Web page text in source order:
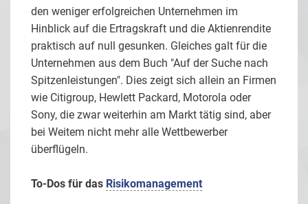
den weniger erfolgreichen Unternehmen im
Hinblick auf die Ertragskraft und die Aktienrendite
praktisch auf null gesunken. Gleiches galt für die
Unternehmen aus dem Buch "Auf der Suche nach
Spitzenleistungen". Dies zeigt sich allein an Firmen
wie Citigroup, Hewlett Packard, Motorola oder
Sony, die zwar weiterhin am Markt tätig sind, aber
bei Weitem nicht mehr alle Wettbewerber
überflügeln.
To-Dos für das Risikomanagement